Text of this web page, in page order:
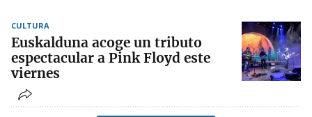
CULTURA
Euskalduna acoge un tributo
espectacular a Pink Floyd este
viernes